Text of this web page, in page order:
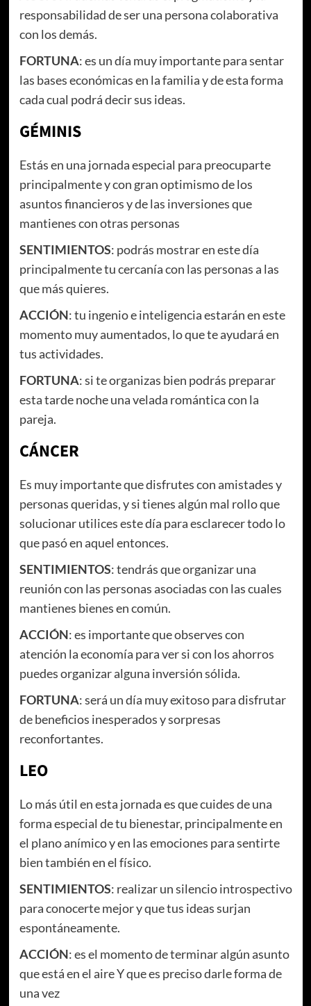
responsabilidad de ser una persona colaborativa
con los demás.
FORTUNA: es un día muy importante para sentar
las bases económicas en la familia y de esta forma
cada cual podrá decir sus ideas.
GÉMINIS
Estás en una jornada especial para preocuparte
principalmente y con gran optimismo de los
asuntos financieros y de las inversiones que
mantienes con otras personas
SENTIMIENTOS: podrás mostrar en este día
principalmente tu cercanía con las personas a las
que más quieres.
ACCIÓN: tu ingenio e inteligencia estarán en este
momento muy aumentados, lo que te ayudará en
tus actividades.
FORTUNA: si te organizas bien podrás preparar
esta tarde noche una velada romántica con la
pareja.
CÁNCER
Es muy importante que disfrutes con amistades y
personas queridas, y si tienes algún mal rollo que
solucionar utilices este día para esclarecer todo lo
que pasó en aquel entonces.
SENTIMIENTOS: tendrás que organizar una
reunión con las personas asociadas con las cuales
mantienes bienes en común.
ACCIÓN: es importante que observes con
atención la economía para ver si con los ahorros
puedes organizar alguna inversión sólida.
FORTUNA: será un día muy exitoso para disfrutar
de beneficios inesperados y sorpresas
reconfortantes.
LEO
Lo más útil en esta jornada es que cuides de una
forma especial de tu bienestar, principalmente en
el plano anímico y en las emociones para sentirte
bien también en el físico.
SENTIMIENTOS: realizar un silencio introspectivo
para conocerte mejor y que tus ideas surjan
espontáneamente.
ACCIÓN: es el momento de terminar algún asunto
que está en el aire Y que es preciso darle forma de
una vez